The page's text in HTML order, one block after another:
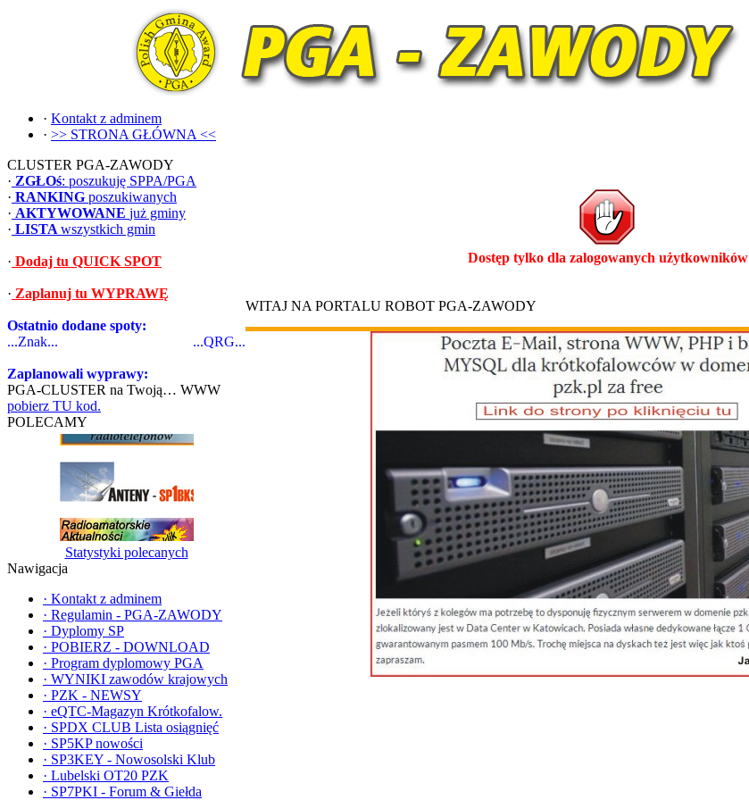
· Kontakt z adminem
· >> STRONA GŁÓWNA <<
CLUSTER PGA-ZAWODY
· ZGŁOś: poszukuję SPPA/PGA
· RANKING poszukiwanych
· AKTYWOWANE już gminy
· LISTA wszystkich gmin
· Dodaj tu QUICK SPOT
· Zaplanuj tu WYPRAWĘ
Ostatnio dodane spoty:
...Znak...
...QRG...
Zaplanowali wyprawy:
PGA-CLUSTER na Twoją… WWW
pobierz TU kod.
POLECAMY
Statystyki polecanych
Nawigacja
· Kontakt z adminem
· Regulamin - PGA-ZAWODY
· Dyplomy SP
· POBIERZ - DOWNLOAD
· Program dyplomowy PGA
· WYNIKI zawodów krajowych
· PZK - NEWSY
· eQTC-Magazyn Krótkofalow.
· SPDX CLUB Lista osiągnięć
· SP5KP nowości
· SP3KEY - Nowosolski Klub
· Lubelski OT20 PZK
· SP7PKI - Forum & Giełda
Dostęp tylko dla zalogowanych użytkowników
WITAJ NA PORTALU ROBOT PGA-ZAWODY